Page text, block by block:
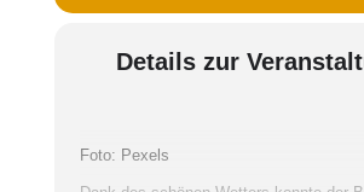
Details zur
Foto: Pexels